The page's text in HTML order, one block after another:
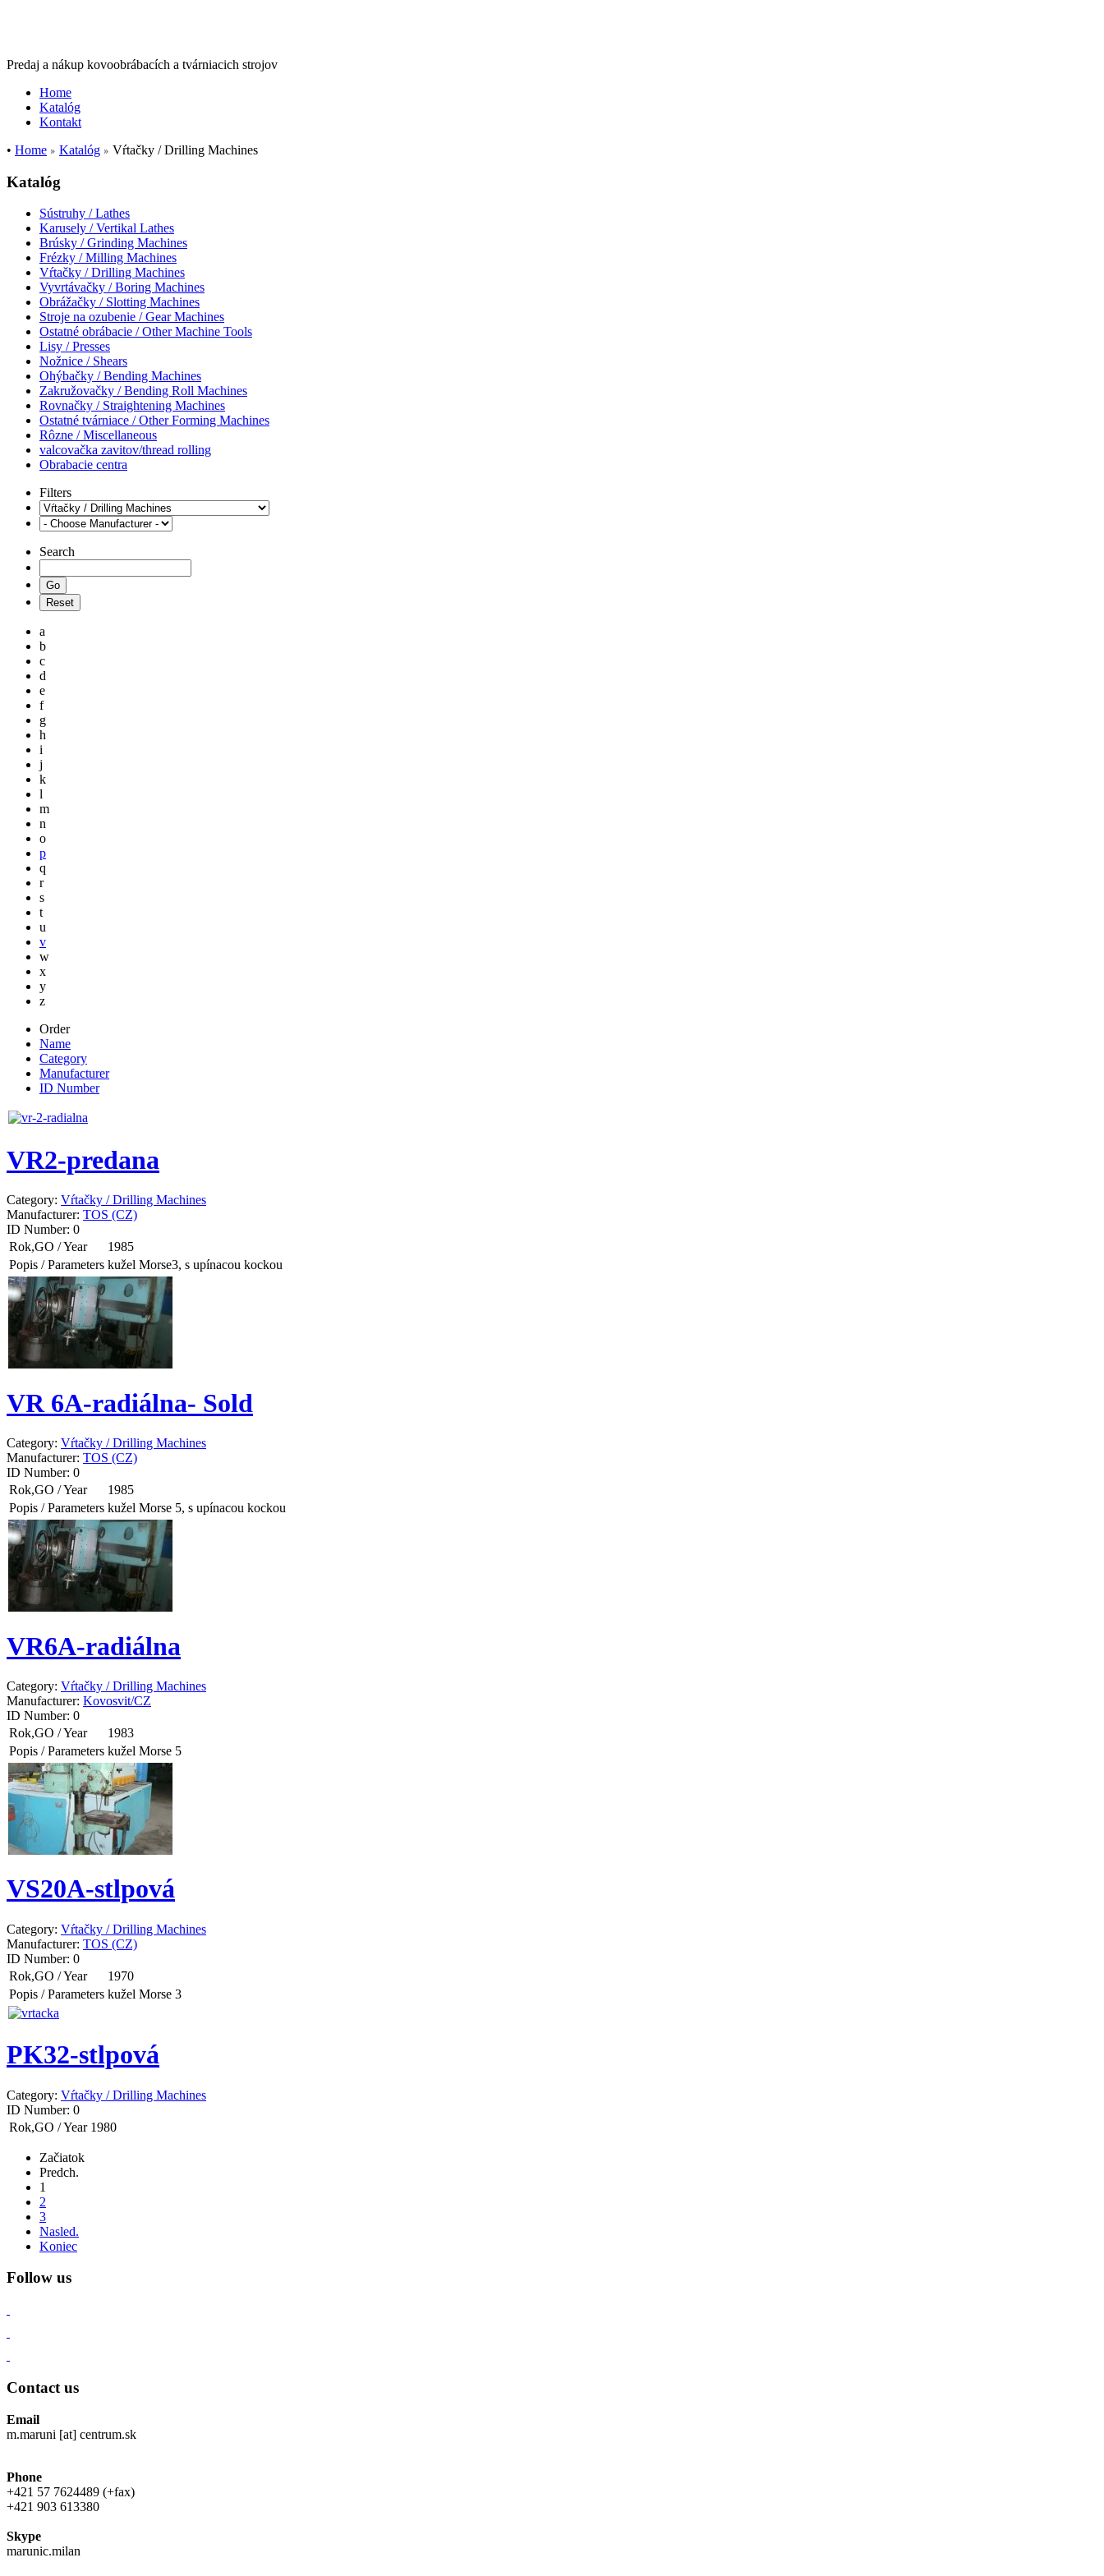
Predaj a nákup kovoobrábacích a tvárniacich strojov
Home
Katalóg
Kontakt
• Home Katalóg Vŕtačky / Drilling Machines
Katalóg
Sústruhy / Lathes
Karusely / Vertikal Lathes
Brúsky / Grinding Machines
Frézky / Milling Machines
Vŕtačky / Drilling Machines
Vyvrtávačky / Boring Machines
Obrážačky / Slotting Machines
Stroje na ozubenie / Gear Machines
Ostatné obrábacie / Other Machine Tools
Lisy / Presses
Nožnice / Shears
Ohýbačky / Bending Machines
Zakružovačky / Bending Roll Machines
Rovnačky / Straightening Machines
Ostatné tvárniace / Other Forming Machines
Rôzne / Miscellaneous
valcovačka zavitov/thread rolling
Obrabacie centra
Filters
Search
a
b
c
d
e
f
g
h
i
j
k
l
m
n
o
p
q
r
s
t
u
v
w
x
y
z
Order
Name
Category
Manufacturer
ID Number
VR2-predana
Category: Vŕtačky / Drilling Machines
Manufacturer: TOS (CZ)
ID Number: 0
Rok,GO / Year
1985
Popis / Parameters kužel Morse3, s upínacou kockou
VR 6A-radiálna- Sold
Category: Vŕtačky / Drilling Machines
Manufacturer: TOS (CZ)
ID Number: 0
Rok,GO / Year
1985
Popis / Parameters kužel Morse 5, s upínacou kockou
VR6A-radiálna
Category: Vŕtačky / Drilling Machines
Manufacturer: Kovosvit/CZ
ID Number: 0
Rok,GO / Year
1983
Popis / Parameters kužel Morse 5
VS20A-stlpová
Category: Vŕtačky / Drilling Machines
Manufacturer: TOS (CZ)
ID Number: 0
Rok,GO / Year
1970
Popis / Parameters kužel Morse 3
PK32-stlpová
Category: Vŕtačky / Drilling Machines
ID Number: 0
Rok,GO / Year 1980
Začiatok
Predch.
1
2
3
Nasled.
Koniec
Follow us
Contact us
Email
m.maruni [at] centrum.sk
Phone
+421 57 7624489 (+fax)
+421 903 613380
Skype
marunic.milan